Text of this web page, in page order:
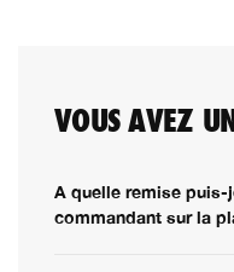
VOUS AVEZ
A quelle remise puis-
commandant sur la